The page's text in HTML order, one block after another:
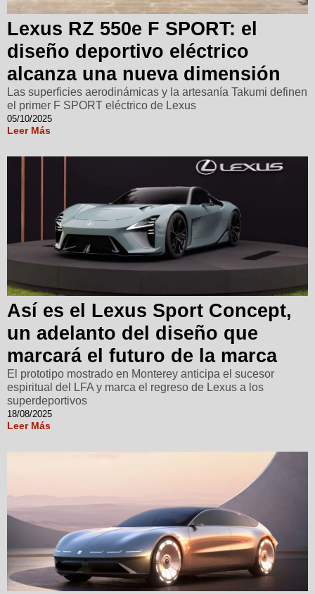
Lexus RZ 550e F SPORT: el
diseño deportivo eléctrico
alcanza una nueva dimensión
Las superficies aerodinámicas y la artesanía Takumi definen
el primer F SPORT eléctrico de Lexus
05/10/2025
Leer Más
Así es el Lexus Sport Concept,
un adelanto del diseño que
marcará el futuro de la marca
El prototipo mostrado en Monterey anticipa el sucesor
espiritual del LFA y marca el regreso de Lexus a los
superdeportivos
18/08/2025
Leer Más